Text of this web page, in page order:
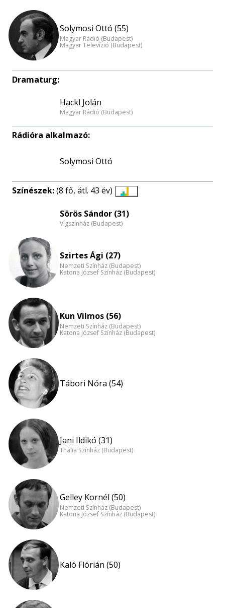
Solymosi Ottó (55)
Magyar Rádió (Budapest)
Magyar Televízió (Budapest)
Dramaturg:
Hackl Jolán
Magyar Rádió (Budapest)
Rádióra alkalmazó:
Solymosi Ottó
Színészek:(8 fő, átl. 43 év)
eloszlás
Sörös Sándor (31)
Vígszínház (Budapest)
Szirtes Ági (27)
Nemzeti Színház (Budapest)
Katona József Színház (Budapest)
Kun Vilmos (56)
Nemzeti Színház (Budapest)
Katona József Színház (Budapest)
Tábori Nóra (54)
Jani Ildikó (31)
Thália Színház (Budapest)
Gelley Kornél (50)
Nemzeti Színház (Budapest)
Katona József Színház (Budapest)
Kaló Flórián (50)